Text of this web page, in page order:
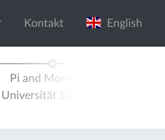
Kontakt English
Pi and More 10½
Universität Stuttgart